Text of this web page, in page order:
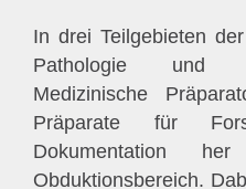
In drei Teilgebieten
Pathologie und
Medizinische
Präparate für
Dokumentation
Obduktionsbereich.